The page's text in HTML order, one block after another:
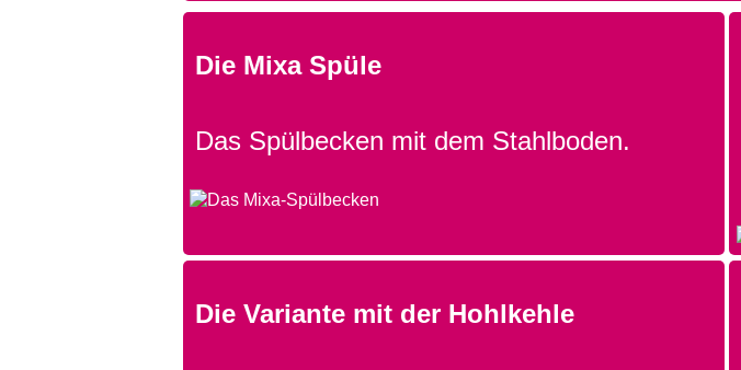
Die Mixa Spüle
Das Spülbecken mit dem Stahlboden.
Die Variante mit der Hohlkehle